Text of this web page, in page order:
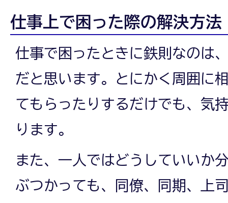
課
吉
田
未
仕事上で困った際の解決方法
仕事で困ったときに鉄則なのは
だと思います。とにかく周囲に
てもらったりするだけでも、気
ります。
また、一人ではどうしていいか
ぶつかっても、同僚、同期、上